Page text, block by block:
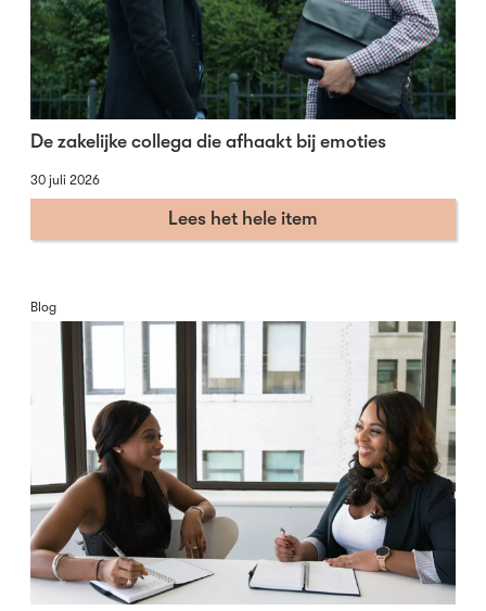
De zakelijke collega die afhaakt bij emoties
30 juli 2026
Lees het hele item
Blog